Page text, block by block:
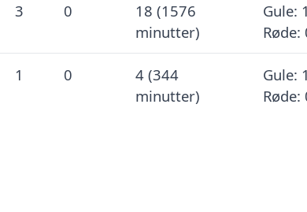
3 0
18 (1576
minutter)
Gule:
Røde:
1 0
4 (344
minutter)
Gule:
Røde: